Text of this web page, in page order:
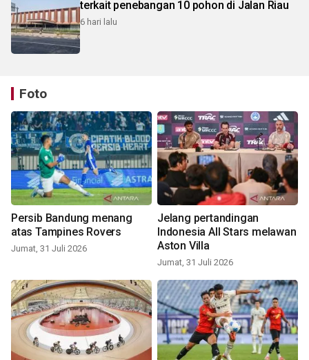
terkait penebangan 10 pohon di Jalan Riau
6 hari lalu
Foto
Persib Bandung menang
atas Tampines Rovers
Jumat, 31 Juli 2026
Jelang pertandingan
Indonesia All Stars melawan
Aston Villa
Jumat, 31 Juli 2026